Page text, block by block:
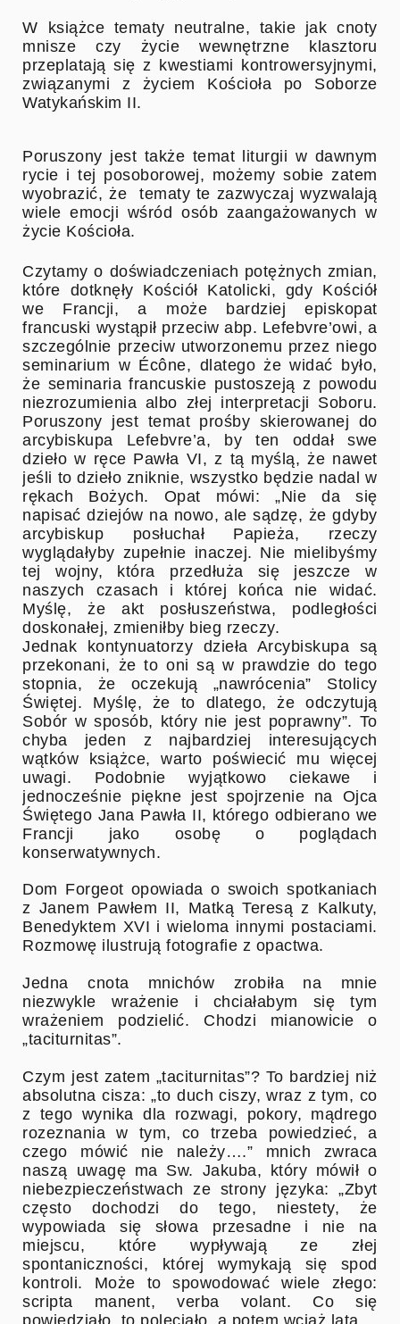
W książce tematy neutralne, takie jak cnoty
mnisze czy życie wewnętrzne klasztoru
przeplatają się z kwestiami kontrowersyjnymi,
związanymi z życiem Kościoła po Soborze
Watykańskim II.
Poruszony jest także temat liturgii w dawnym
rycie i tej posoborowej, możemy sobie zatem
wyobrazić, że
tematy te zazwyczaj wyzwalają
wiele emocji wśród osób zaangażowanych w
życie Kościoła.
Czytamy o doświadczeniach potężnych zmian,
które dotknęły Kościół Katolicki, gdy Kościół
we Francji, a może bardziej episkopat
francuski wystąpił przeciw abp. Lefebvre’owi, a
szczególnie przeciw utworzonemu przez niego
seminarium w Écône, dlatego że widać było,
że seminaria francuskie pustoszeją z powodu
niezrozumienia albo złej interpretacji Soboru.
Poruszony jest temat prośby skierowanej do
arcybiskupa Lefebvre’a, by ten oddał swe
dzieło w ręce Pawła VI, z tą myślą, że nawet
jeśli to dzieło zniknie, wszystko będzie nadal w
rękach Bożych. Opat mówi: „Nie da się
napisać dziejów na nowo, ale sądzę, że gdyby
arcybiskup posłuchał Papieża, rzeczy
wyglądałyby zupełnie inaczej. Nie mielibyśmy
tej wojny, która przedłuża się jeszcze w
naszych czasach i której końca nie widać.
Myślę, że akt posłuszeństwa, podległości
doskonałej, zmieniłby bieg rzeczy.
Jednak kontynuatorzy dzieła Arcybiskupa są
przekonani, że to oni są w prawdzie do tego
stopnia, że oczekują „nawrócenia” Stolicy
Świętej. Myślę, że to dlatego, że odczytują
Sobór w sposób, który nie jest poprawny”. To
chyba jeden z najbardziej interesujących
wątków książce, warto poświecić mu więcej
uwagi. Podobnie wyjątkowo ciekawe i
jednocześnie piękne jest spojrzenie na Ojca
Świętego Jana Pawła II, którego odbierano we
Francji jako osobę o poglądach
konserwatywnych.
Dom Forgeot opowiada o swoich spotkaniach
z Janem Pawłem II, Matką Teresą z Kalkuty,
Benedyktem XVI i wieloma innymi postaciami.
Rozmowę ilustrują fotografie z opactwa.
Jedna cnota mnichów zrobiła na mnie
niezwykle wrażenie i chciałabym się tym
wrażeniem podzielić. Chodzi mianowicie o
„taciturnitas”.
Czym jest zatem „taciturnitas”? To bardziej niż
absolutna cisza: „to duch ciszy, wraz z tym, co
z tego wynika dla rozwagi, pokory, mądrego
rozeznania w tym, co trzeba powiedzieć, a
czego mówić nie należy….” mnich zwraca
naszą uwagę ma Sw. Jakuba, który mówił o
niebezpieczeństwach ze strony języka: „Zbyt
często dochodzi do tego, niestety, że
wypowiada się słowa przesadne i nie na
miejscu, które wypływają ze złej
spontaniczności, której wymykają się spod
kontroli. Może to spowodować wiele złego:
scripta manent, verba volant. Co się
powiedziało, to poleciało, a potem wciąż lata.